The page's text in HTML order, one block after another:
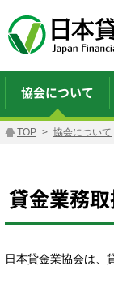
協会について
TOP 協会について
貸金業務
日本貸金業協会は、